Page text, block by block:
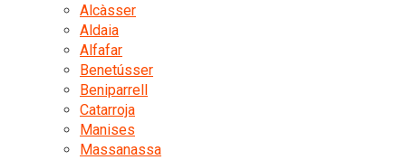
Alcàsser
Aldaia
Alfafar
Benetússer
Beniparrell
Catarroja
Manises
Massanassa